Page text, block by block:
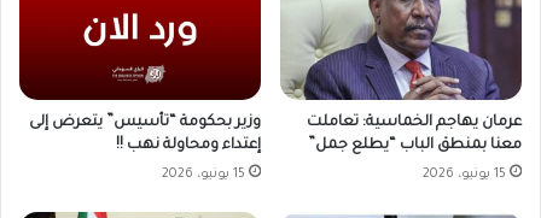
عرمان يهاجم الخماسية: تعاملت
معنا بمنطق الباب “يطلع جمل”
15 يونيو، 2026
وزير بحكومة “تأسيس” يتعرض إلى
إعتداء ومحاولة نهب !!
15 يونيو، 2026